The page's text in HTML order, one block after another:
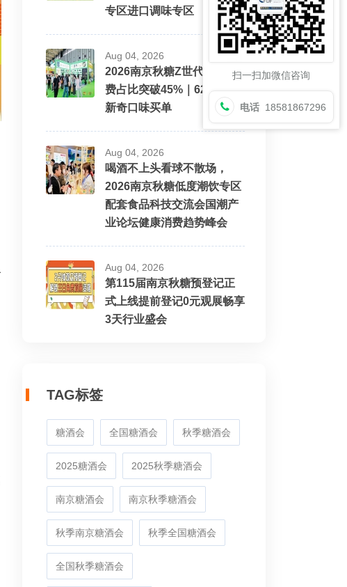
专区进口调味专区
Aug 04, 2026
2026南京秋糖Z世代酒水消
费占比突破45%｜62%愿为
新奇口味买单
Aug 04, 2026
喝酒不上头看球不散场，
2026南京秋糖低度潮饮专区
配套食品科技交流会国潮产
业论坛健康消费趋势峰会
Aug 04, 2026
第115届南京秋糖预登记正
式上线提前登记0元观展畅享
3天行业盛会
TAG标签
糖酒会 全国糖酒会 秋季糖酒会
2025糖酒会 2025秋季糖酒会
南京糖酒会 南京秋季糖酒会
秋季南京糖酒会 秋季全国糖酒会
全国秋季糖酒会
扫一扫加微信咨询
电话 18581867296